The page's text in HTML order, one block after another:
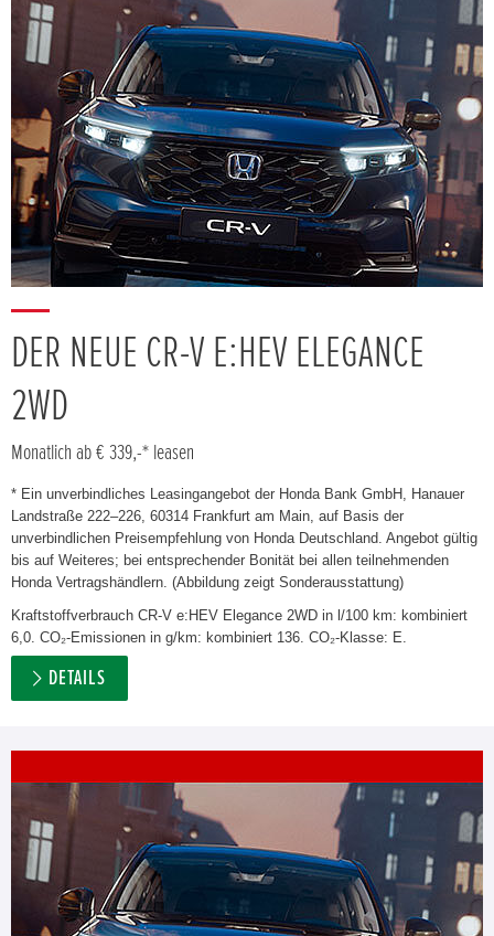
DER NEUE CR-V E:HEV ELEGANCE
2WD
Monatlich ab € 339,-* leasen
* Ein unverbindliches Leasingangebot der Honda Bank GmbH, Hanauer
Landstraße 222–226, 60314 Frankfurt am Main, auf Basis der
unverbindlichen Preisempfehlung von Honda Deutschland. Angebot gültig
bis auf Weiteres; bei entsprechender Bonität bei allen teilnehmenden
Honda Vertragshändlern. (Abbildung zeigt Sonderausstattung)
Kraftstoffverbrauch CR-V e:HEV Elegance 2WD in l/100 km: kombiniert
6,0. CO₂-Emissionen in g/km: kombiniert 136. CO₂-Klasse: E.
DETAILS